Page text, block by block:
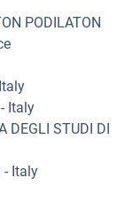
PODILATON
Italy
DEGLI STUDI DI
- Italy